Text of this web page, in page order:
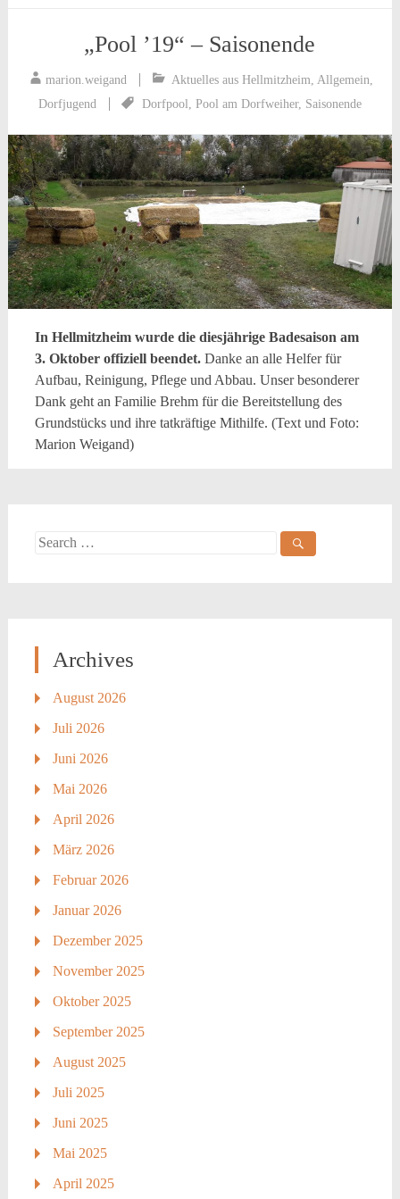
„Pool ’19“ – Saisonende
marion.weigand Aktuelles aus Hellmitzheim,Allgemein,
Dorfjugend
Dorfpool , Pool am Dorfweiher, Saisonende
In Hellmitzheim wurde die diesjährige Badesaison am
3. Oktober offiziell beendet.Danke an alle Helfer für
Aufbau, Reinigung, Pflege und Abbau. Unser besonderer
Dank geht an Familie Brehm für die Bereitstellung des
Grundstücks und ihre tatkräftige Mithilfe. (Text und Foto:
Marion Weigand)
Search
Archives
August 2026
Juli 2026
Juni 2026
Mai 2026
April 2026
März 2026
Februar 2026
Januar 2026
Dezember 2025
November 2025
Oktober 2025
September 2025
August 2025
Juli 2025
Juni 2025
Mai 2025
April 2025